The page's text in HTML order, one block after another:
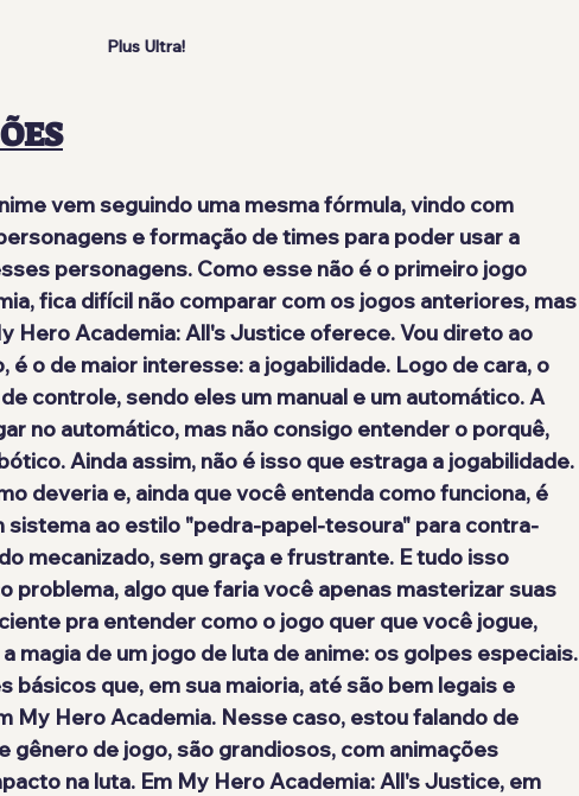
Plus Ultra!
vem seguindo uma mesma fórmula, vindo com
e formação de times para poder usar a
personagens. Como esse não é o primeiro jogo
fica difícil não comparar com os jogos anteriores, mas
Hero Academia: All's Justice oferece. Vou direto ao
é o de maior interesse: a jogabilidade. Logo de cara, o
controle, sendo eles um manual e um automático. A
no automático, mas não consigo entender o porquê,
Ainda assim, não é isso que estraga a jogabilidade.
deveria e, ainda que você entenda como funciona, é
sistema ao estilo "pedra-papel-tesoura" para contra-
mecanizado, sem graça e frustrante. E tudo isso
problema, algo que faria você apenas masterizar suas
pra entender como o jogo quer que você jogue,
magia de um jogo de luta de anime: os golpes especiais.
básicos que, em sua maioria, até são bem legais e
My Hero Academia. Nesse caso, estou falando de
gênero de jogo, são grandiosos, com animações
na luta. Em My Hero Academia: All's Justice, em